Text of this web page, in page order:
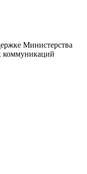
Министерства
коммуникаций